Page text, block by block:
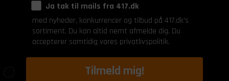
Ja tak til mails fra 417.dk
med nyheder, konkurrencer og tilbud på 417.dk's
sortiment. Du kan altid nemt afmelde dig. Du
accepterer samtidig vores privatlivspolitik.
Tilmeld mig!